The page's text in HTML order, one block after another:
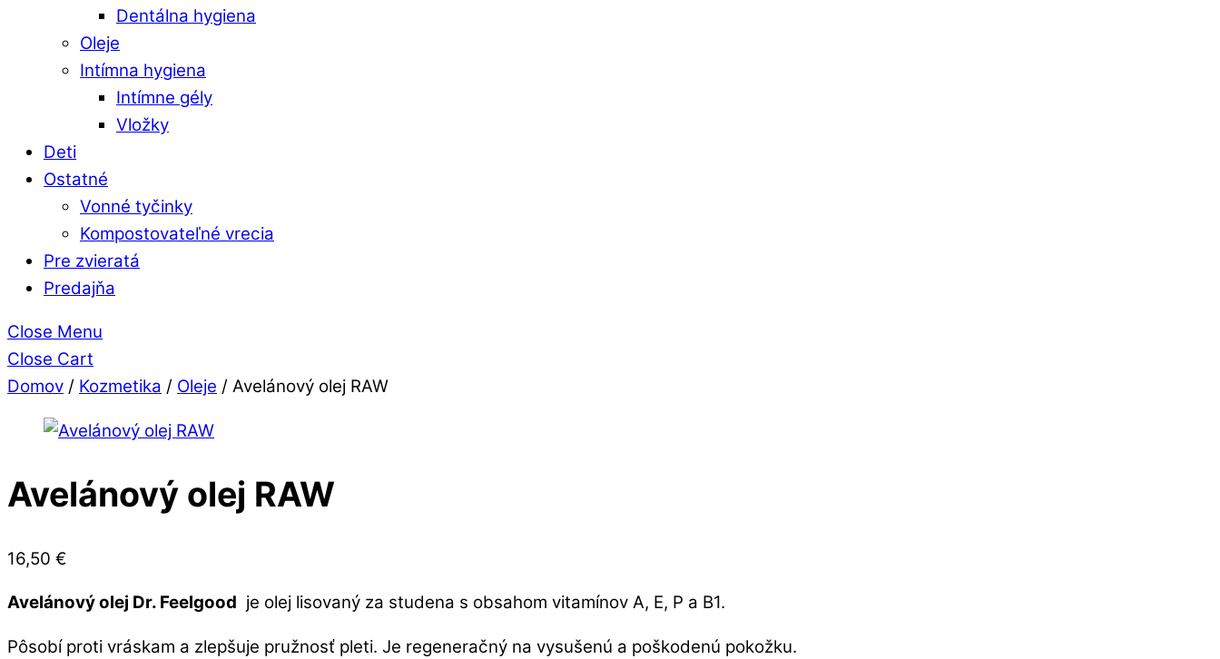
Dentálna hygiena
Oleje
Intímna hygiena
Intímne gély
Vložky
Deti
Ostatné
Vonné tyčinky
Kompostovateľné vrecia
Pre zvieratá
Predajňa
Close Menu
Close Cart
Domov / Kozmetika / Oleje / Avelánový olej RAW
Avelánový olej RAW
16,50 €
Avelánový olej Dr. Feelgood je olej lisovaný za studena s obsahom vitamínov A, E, P a B1.
Pôsobí proti vráskam a zlepšuje pružnosť pleti. Je regeneračný na vysušenú a poškodenú pokožku.